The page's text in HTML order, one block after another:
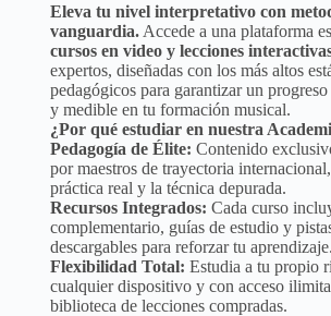
Eleva tu nivel interpretativo con
vanguardia. Accede a una plataforma
cursos en video y lecciones
expertos, diseñadas con los más altos
pedagógicos para garantizar un
y medible en tu formación musical.
¿Por qué estudiar en nuestra
Pedagogía de Élite: Contenido
por maestros de trayectoria
práctica real y la técnica depurada.
Recursos Integrados: Cada curso
complementario, guías de estudio y
descargables para reforzar tu aprendizaje.
Flexibilidad Total: Estudia a tu propio
cualquier dispositivo y con acceso
biblioteca de lecciones compradas.